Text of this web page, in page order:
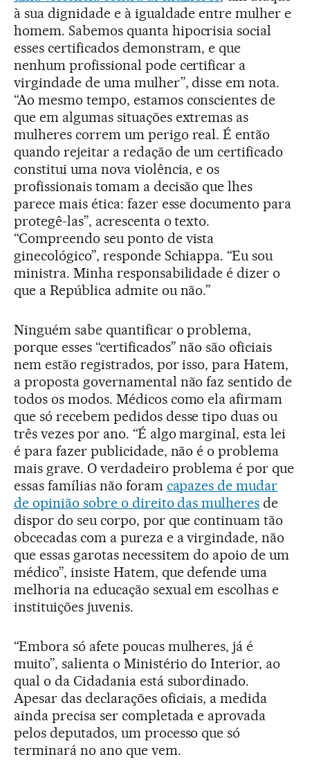
à sua dignidade e à igualdade entre mulher e
homem. Sabemos quanta hipocrisia social
esses certificados demonstram, e que
nenhum profissional pode certificar a
virgindade de uma mulher”, disse em nota.
“Ao mesmo tempo, estamos conscientes de
que em algumas situações extremas as
mulheres correm um perigo real. É então
quando rejeitar a redação de um certificado
constitui uma nova violência, e os
profissionais tomam a decisão que lhes
parece mais ética: fazer esse documento para
protegê-las”, acrescenta o texto.
“Compreendo seu ponto de vista
ginecológico”, responde Schiappa. “Eu sou
ministra. Minha responsabilidade é dizer o
que a República admite ou não.”
Ninguém sabe quantificar o problema,
porque esses “certificados” não são oficiais
nem estão registrados, por isso, para Hatem,
a proposta governamental não faz sentido de
todos os modos. Médicos como ela afirmam
que só recebem pedidos desse tipo duas ou
três vezes por ano. “É algo marginal, esta lei
é para fazer publicidade, não é o problema
mais grave. O verdadeiro problema é por que
essas famílias não foram capazes de mudar
de opinião sobre o direito das mulheres de
dispor do seu corpo, por que continuam tão
obcecadas com a pureza e a virgindade, não
que essas garotas necessitem do apoio de um
médico”, insiste Hatem, que defende uma
melhoria na educação sexual em escolhas e
instituições juvenis.
“Embora só afete poucas mulheres, já é
muito”, salienta o Ministério do Interior, ao
qual o da Cidadania está subordinado.
Apesar das declarações oficiais, a medida
ainda precisa ser completada e aprovada
pelos deputados, um processo que só
terminará no ano que vem.